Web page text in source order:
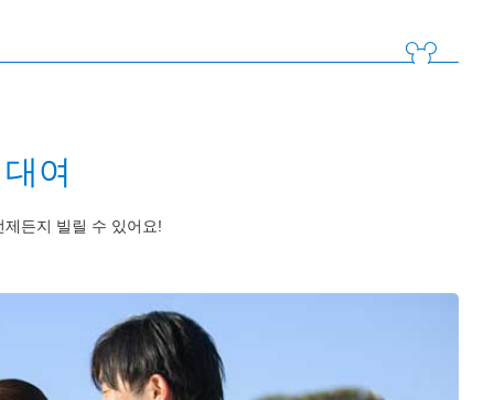
여
든지 빌릴 수 있어요!